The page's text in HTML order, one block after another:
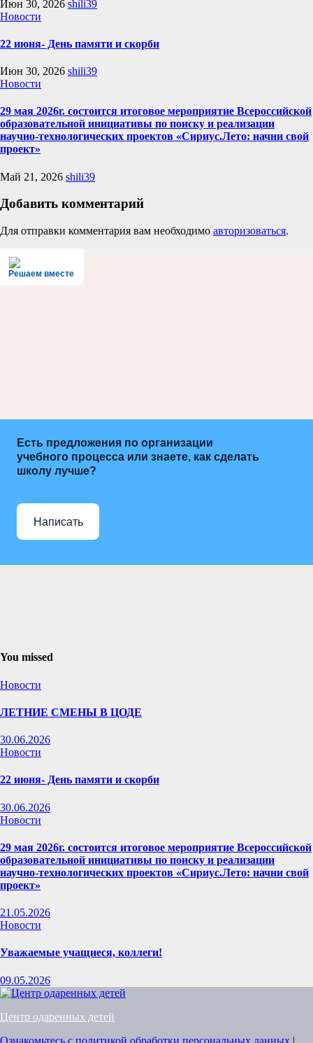
Июн 30, 2026 shili39
Новости
22 июня- День памяти и скорби
Июн 30, 2026 shili39
Новости
29 мая 2026г. состоится итоговое мероприятие Всероссийской
образовательной инициативы по поиску и реализации
научно-технологических проектов «Сириус.Лето: начни свой
проект»
Май 21, 2026 shili39
Добавить комментарий
Для отправки комментария вам необходимо авторизоваться.
Решаем вместе
Есть предложения по организации
учебного процесса или знаете, как сделать
школу лучше?
Написать
You missed
Новости
ЛЕТНИЕ СМЕНЫ В ЦОДЕ
30.06.2026
Новости
22 июня- День памяти и скорби
30.06.2026
Новости
29 мая 2026г. состоится итоговое мероприятие Всероссийской
образовательной инициативы по поиску и реализации
научно-технологических проектов «Сириус.Лето: начни свой
проект»
21.05.2026
Новости
Уважаемые учащиеся, коллеги!
09.05.2026
Центр одаренных детей
Ознакомьтесь с политикой обработки персональных данных |